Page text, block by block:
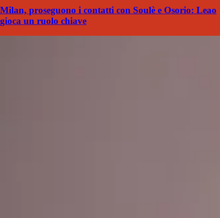
Milan, proseguono i contatti con Soulè e Osorio: Leao
gioca un ruolo chiave